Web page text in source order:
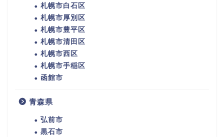
札幌市白石区
札幌市厚別区
札幌市豊平区
札幌市清田区
札幌市西区
札幌市手稲区
函館市
青森県
弘前市
黒石市